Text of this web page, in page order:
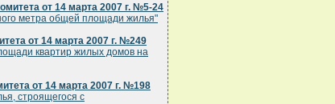
от 14 марта 2007 г. №5-24
метра общей площади жилья"
от 14 марта 2007 г. №249
квартир жилых домов на
от 14 марта 2007 г. №198
строящегося с